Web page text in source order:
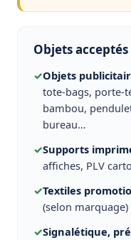
Objets acceptés
✓Objets
tote-bags, porte-
bambou,
bureau…
✓Supports
affiches, PLV
✓Textiles
(selon marquage)
✓Signalétique,